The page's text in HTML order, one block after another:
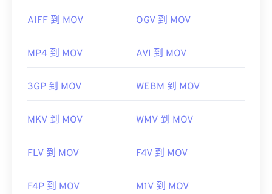
AIFF 到 MOV OGV 到 MOV
MP4 到 MOV AVI 到 MOV
3GP 到 MOV WEBM 到 MOV
MKV 到 MOV WMV 到 MOV
FLV 到 MOV F4V 到 MOV
F4P 到 MOV M1V 到 MOV